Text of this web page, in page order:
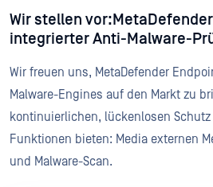
Wir stellen
integrierter Anti-Malware-
Wir freuen uns, MetaDefender
Malware-Engines auf den Markt zu
kontinuierlichen, lückenlosen
Funktionen bieten: Media externen
und Malware-Scan.